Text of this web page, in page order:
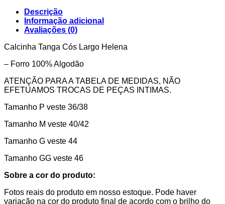
Descrição
Informação adicional
Avaliações (0)
Calcinha Tanga Cós Largo Helena
– Forro 100% Algodão
ATENÇÃO PARA A TABELA DE MEDIDAS, NÃO
EFETUAMOS TROCAS DE PEÇAS INTIMAS.
Tamanho P veste 36/38
Tamanho M veste 40/42
Tamanho G veste 44
Tamanho GG veste 46
Sobre a cor do produto:
Fotos reais do produto em nosso estoque. Pode haver
variação na cor do produto final de acordo com o brilho do